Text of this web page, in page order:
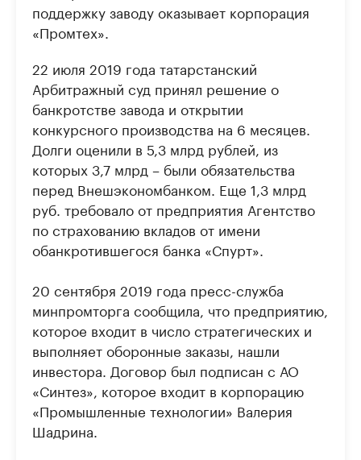
поддержку заводу оказывает корпорация
«Промтех».
22 июля 2019 года татарстанский
Арбитражный суд принял решение о
банкротстве завода и открытии
конкурсного производства на 6 месяцев.
Долги оценили в 5,3 млрд рублей, из
которых 3,7 млрд – были обязательства
перед Внешэкономбанком. Еще 1,3 млрд
руб. требовало от предприятия Агентство
по страхованию вкладов от имени
обанкротившегося банка «Спурт».
20 сентября 2019 года пресс-служба
минпромторга сообщила, что предприятию,
которое входит в число стратегических и
выполняет оборонные заказы, нашли
инвестора. Договор был подписан с АО
«Синтез», которое входит в корпорацию
«Промышленные технологии» Валерия
Шадрина.